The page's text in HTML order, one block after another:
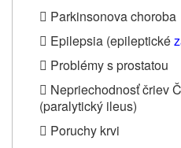
 Parkinsonova choroba
 Epilepsia (epileptické
 Problémy s prostatou
 Nepriechodnosť čriev
(paralytický ileus)
 Poruchy krvi